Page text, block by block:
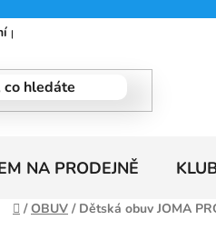
podmínky
NA PRODEJNĚ
Domů
/ OBUV / Dětská obuv JOMA